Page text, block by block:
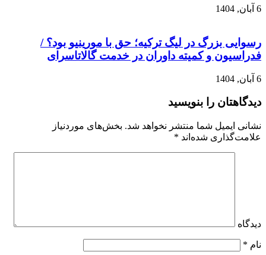
6 آبان, 1404
رسوایی بزرگ در لیگ ترکیه؛ حق با مورینیو بود؟ /
فدراسیون و کمیته داوران در خدمت گالاتاسرای
6 آبان, 1404
دیدگاهتان را بنویسید
نشانی ایمیل شما منتشر نخواهد شد. بخش‌های موردنیاز
علامت‌گذاری شده‌اند *
دیدگاه
نام *